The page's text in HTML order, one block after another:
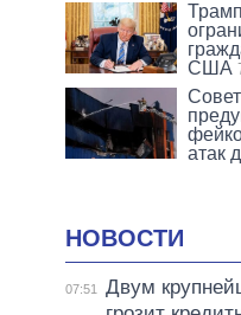
США
атак
НОВОСТИ
07:51
Двум